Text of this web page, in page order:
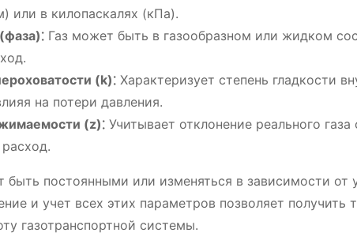
или в килопаскалях (кПа).
Газ может быть в газообразном или жидком
(k)⁚ Характеризует степень гладкости
на потери давления.
(z)⁚ Учитывает отклонение реального
постоянными или изменяться в зависимости от
и учет всех этих параметров позволяет получить
газотранспортной системы.